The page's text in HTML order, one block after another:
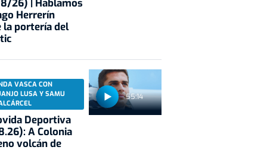
26) | Hablamos
Herrerín
la portería del
55:14
VASCA CON
LUSA Y SAMU
Deportiva
A Colonia
volcán de